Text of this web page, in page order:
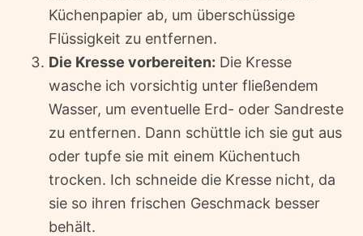
Küchenpapier ab, um überschüssige
Flüssigkeit zu entfernen.
Die Kresse vorbereiten: Die Kresse
wasche ich vorsichtig unter fließendem
Wasser, um eventuelle Erd- oder Sandreste
zu entfernen. Dann schüttle ich sie gut aus
oder tupfe sie mit einem Küchentuch
trocken. Ich schneide die Kresse nicht, da
sie so ihren frischen Geschmack besser
behält.